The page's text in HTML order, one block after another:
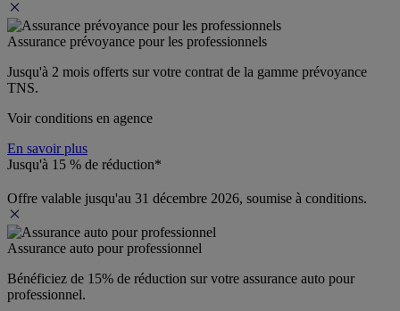
Assurance prévoyance pour les professionnels
Jusqu'à 2 mois offerts sur votre contrat de la gamme prévoyance
TNS.
Voir conditions en agence
En savoir plus
Jusqu'à 15 % de réduction*
Offre valable jusqu'au 31 décembre 2026, soumise à conditions.
Assurance auto pour professionnel
Bénéficiez de 15% de réduction sur votre assurance auto pour
professionnel.